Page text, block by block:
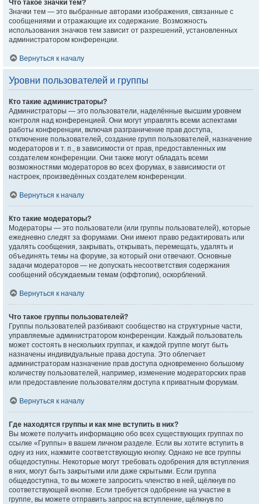
Что такое значки тем?
Значки тем — это выбранные авторами изображения, связанные с
сообщениями и отражающие их содержание. Возможность
использования значков тем зависит от разрешений, установленных
администратором конференции.
Вернуться к началу
Уровни пользователей и группы
Кто такие администраторы?
Администраторы — это пользователи, наделённые высшим уровнем
контроля над конференцией. Они могут управлять всеми аспектами
работы конференции, включая разграничение прав доступа,
отключение пользователей, создание групп пользователей, назначение
модераторов и т. п., в зависимости от прав, предоставленных им
создателем конференции. Они также могут обладать всеми
возможностями модераторов во всех форумах, в зависимости от
настроек, произведённых создателем конференции.
Вернуться к началу
Кто такие модераторы?
Модераторы — это пользователи (или группы пользователей), которые
ежедневно следят за форумами. Они имеют право редактировать или
удалять сообщения, закрывать, открывать, перемещать, удалять и
объединять темы на форуме, за который они отвечают. Основные
задачи модераторов — не допускать несоответствия содержания
сообщений обсуждаемым темам (оффтопик), оскорблений.
Вернуться к началу
Что такое группы пользователей?
Группы пользователей разбивают сообщество на структурные части,
управляемые администратором конференции. Каждый пользователь
может состоять в нескольких группах, и каждой группе могут быть
назначены индивидуальные права доступа. Это облегчает
администраторам назначение прав доступа одновременно большому
количеству пользователей, например, изменение модераторских прав
или предоставление пользователям доступа к приватным форумам.
Вернуться к началу
Где находятся группы и как мне вступить в них?
Вы можете получить информацию обо всех существующих группах по
ссылке «Группы» в вашем личном разделе. Если вы хотите вступить в
одну из них, нажмите соответствующую кнопку. Однако не все группы
общедоступны. Некоторые могут требовать одобрения для вступления
в них, могут быть закрытыми или даже скрытыми. Если группа
общедоступна, то вы можете запросить членство в ней, щёлкнув по
соответствующей кнопке. Если требуется одобрение на участие в
группе, вы можете отправить запрос на вступление, щёлкнув по